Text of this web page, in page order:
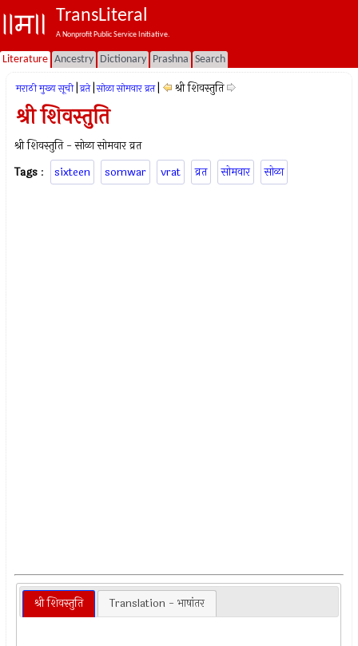
TransLiteral
A Nonprofit Public Service Initiative.
Literature Ancestry Dictionary Prashna Search
मराठी मुख्य सूची व्रते सोळा सोमवार व्रत श्री शिवस्तुति
श्री शिवस्तुति
श्री शिवस्तुति - सोळा सोमवार व्रत
Tags : sixteen somwar vrat व्रत सोमवार सोळा
श्री शिवस्तुति Translation - भाषांतर